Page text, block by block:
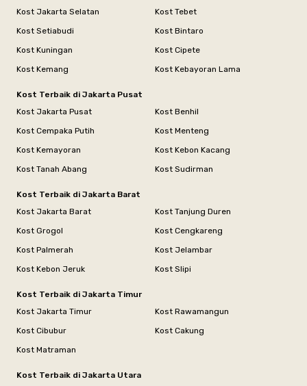
Kost Jakarta Selatan
Kost Tebet
Kost Setiabudi
Kost Bintaro
Kost Kuningan
Kost Cipete
Kost Kemang
Kost Kebayoran Lama
Kost Terbaik di Jakarta Pusat
Kost Jakarta Pusat
Kost Benhil
Kost Cempaka Putih
Kost Menteng
Kost Kemayoran
Kost Kebon Kacang
Kost Tanah Abang
Kost Sudirman
Kost Terbaik di Jakarta Barat
Kost Jakarta Barat
Kost Tanjung Duren
Kost Grogol
Kost Cengkareng
Kost Palmerah
Kost Jelambar
Kost Kebon Jeruk
Kost Slipi
Kost Terbaik di Jakarta Timur
Kost Jakarta Timur
Kost Rawamangun
Kost Cibubur
Kost Cakung
Kost Matraman
Kost Terbaik di Jakarta Utara